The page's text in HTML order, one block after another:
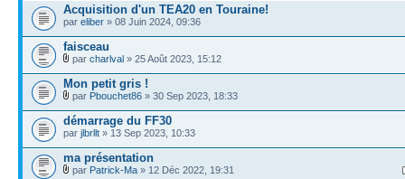
Acquisition d'un TEA20 en Touraine!
par eliber » 08 Juin 2024, 09:36
faisceau
par charlval » 25 Août 2023, 15:12
Mon petit gris !
par Pbouchet86 » 30 Sep 2023, 18:33
démarrage du FF30
par jlbrllt » 13 Sep 2023, 10:33
ma présentation
par Patrick-Ma » 12 Déc 2022, 19:31